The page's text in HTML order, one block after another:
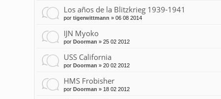
Los años de la Blitzkrieg 1939-1941
por tigerwittmann » 06 08 2014
IJN Myoko
por Doorman » 25 02 2012
USS California
por Doorman » 20 02 2012
HMS Frobisher
por Doorman » 18 02 2012